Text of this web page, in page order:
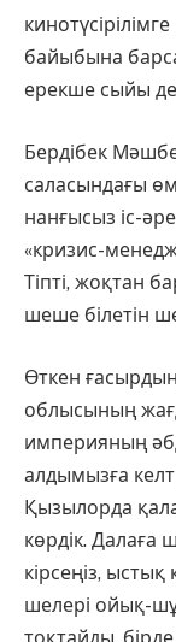
байыбына
ерекше сыйы
Бердібек
саласындағы
нанғысыз іс-
«кризис-
Тіпті, жоқтан
шеше білетін
Өткен
облысының
империяның
алдымызға
Қызылорда
көрдік. Далаға
кірсеңіз,
шелері ойық-
тоқтайды,